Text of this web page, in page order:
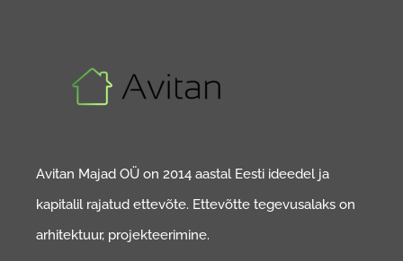
Avitan Majad OÜ on 2014 aastal Eesti ideedel ja
kapitalil rajatud ettevõte. Ettevõtte tegevusalaks on
arhitektuur, projekteerimine.